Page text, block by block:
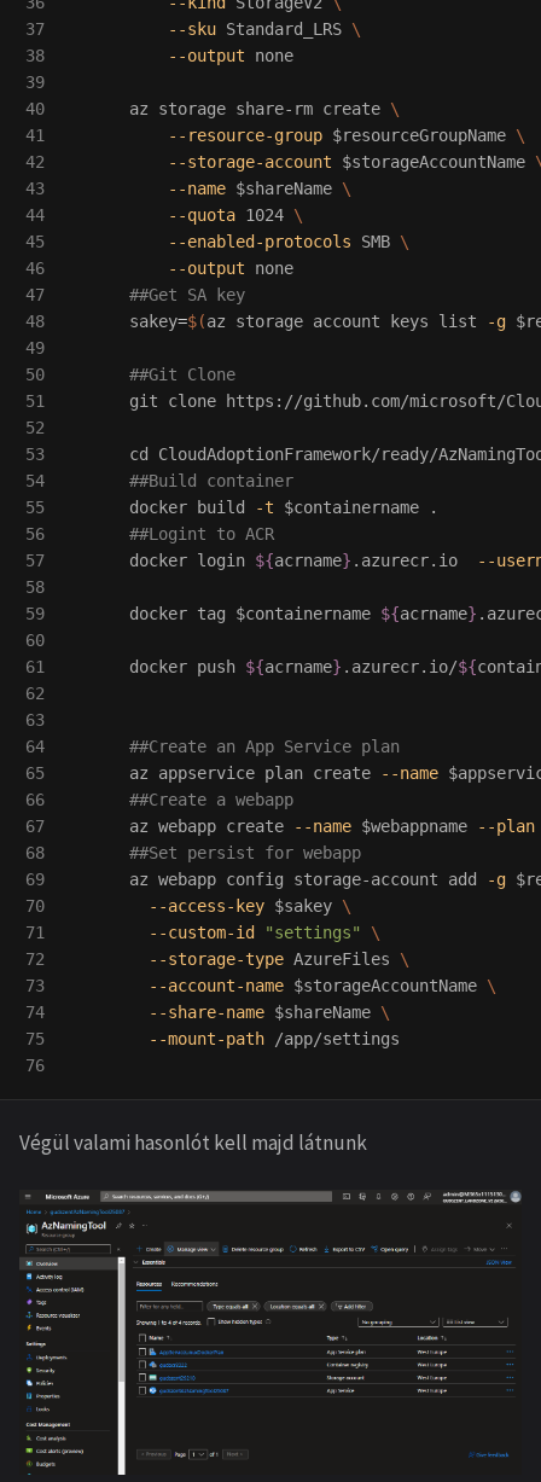
37
38
39
40
41
42
43
44
45
46
47
48
49
50
51
52
53
54
55
56
57
58
59
60
61
62
63
64
65
66
67
68
69
70
71
72
73
74
75
--sku Standard_LRS \
--output none
      az storage share-rm create
\
--resource-group $resourceGroupName \
--storage-account
$storageAccountName
--name $shareName \
--quota 1024 \
--enabled-protocols SMB \
--output none
##Get SA key
sakey=$(az storage account keys list -g
##Git Clone
git clone https://github.com/microsoft/
cd CloudAdoptionFramework/ready/
##Build container
      docker build
-t $containername
.
##Logint to ACR
      docker login
${acrname} .azurecr.io --
      docker tag
$containername ${acrname}
      docker push
${acrname} .azurecr.io/${
##Create an App Service plan
      az appservice plan create
--name
##Create a webapp
      az webapp create
--name $webappname
--plan
##Set persist for webapp
      az webapp config storage-account add
-g
--access-key $sakey \
--custom-id
"settings"
\
--storage-type AzureFiles \
--account-name $storageAccountName \
--share-name $shareName \
--mount-path /app/settings
Végül valami hasonlót kell majd látnunk